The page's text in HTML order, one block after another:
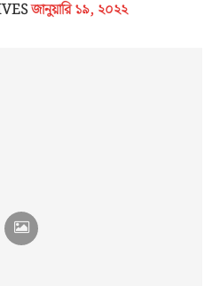
জানুয়ারি ১৯, ২০২২